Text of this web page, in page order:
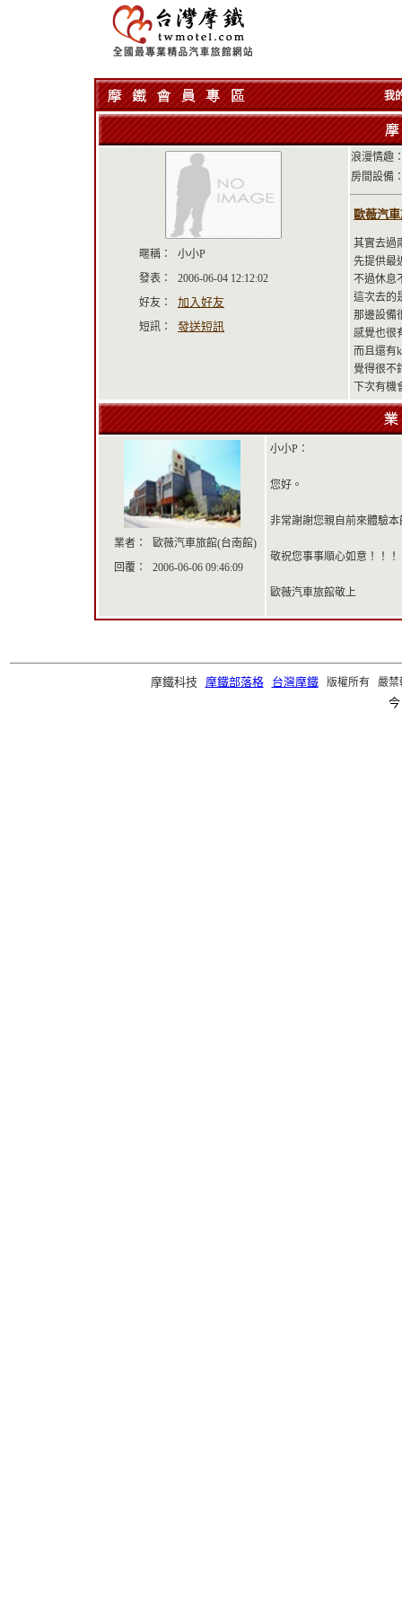
我
暱稱：
小小P
發表：
2006-06-04 12:12:02
好友：
加入好友
短訊： 發送短訊
浪漫情趣
房間設備
歐薇汽
其實去過
先提供最
不過休息
這次去的
那邊設備
感覺也很
而且還有
覺得很不
下次有
業者：
歐薇汽車旅館(台南館)
回覆：
2006-06-06 09:46:09
小小P：
您好。
非常謝謝您親自前來體驗
敬祝您事事順心如意！！！
歐薇汽車旅館敬上
摩鐵科技 摩鐵部落格 台灣摩鐵版權所有 嚴禁